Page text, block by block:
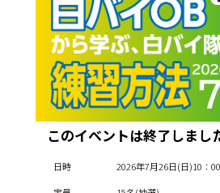
このイベントは終了しまし
日時
2026年7月26日(日)10：